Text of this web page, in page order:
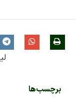
برچسب‌ها